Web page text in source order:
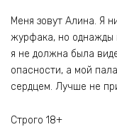
Меня зовут Алина. Я
журфака, но однажды
я не должна была
опасности, а мой
сердцем. Лучше не
Строго 18+